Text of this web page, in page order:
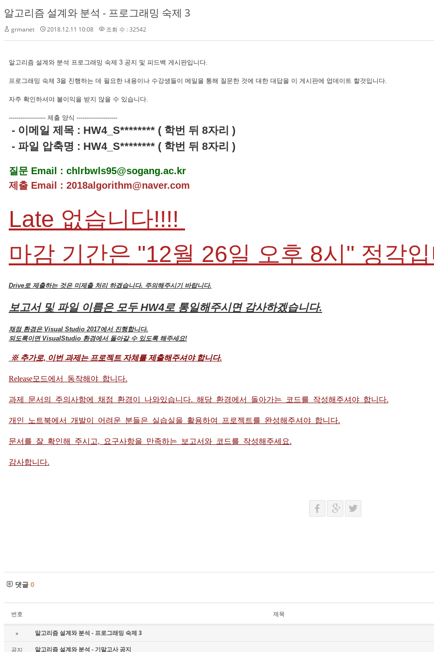
알고리즘 설계와 분석 - 프로그래밍 숙제 3
grmanet 2018.12.11 10:08 조회 수 : 32542
알고리즘 설계와 분석 프로그래밍 숙제 3 공지 및 피드백 게시판입니다.
프로그래밍 숙제 3을 진행하는 데 필요한 내용이나 수강생들이 메일을 통해 질문한 것에 대한 대답을 이 게시판에 업데이트 할것입니다.
자주 확인하셔야 불이익을 받지 않을 수 있습니다.
------------------- 제출 양식 ---------------------
- 이메일 제목 : HW4_S******** ( 학번 뒤 8자리 )
- 파일 압축명 : HW4_S******** ( 학번 뒤 8자리 )
질문 Email : chlrbwls95@sogang.ac.kr
제출 Email : 2018algorithm@naver.com
Late 없습니다!!!!
마감 기간은 "12월 26일 오후 8시" 정각
Drive로 제출하는 것은 미제출 처리 하겠습니다. 주의해주시기 바랍니다.
보고서 및 파일 이름은 모두 HW4로 통일해주시면 감사하겠습니다.
채점 환경은 Visual Studio 2017에서 진행합니다.
되도록이면 VisualStudio 환경에서 돌아갈 수 있도록 해주세요!
※ 추가로, 이번 과제는 프로젝트 자체를 제출해주셔야 합니다.
Release모드에서 동작해야 합니다.
과제 문서의 주의사항에 채점 환경이 나와있습니다. 해당 환경에서 돌아가는 코드를 작성해주셔야 합니다.
개인 노트북에서 개발이 어려운 분들은 실습실을 활용하여 프로젝트를 완성해주셔야 합니다.
문서를 잘 확인해 주시고, 요구사항을 만족하는 보고서와 코드를 작성해주세요.
감사합니다.
댓글 0
번호 제목
» 알고리즘 설계와 분석 - 프로그래밍 숙제 3
공지 알고리즘 설계와 분석 - 기말고사 공지